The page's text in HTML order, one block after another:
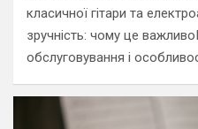
класичної гітари та
зручність: чому це
обслуговування і